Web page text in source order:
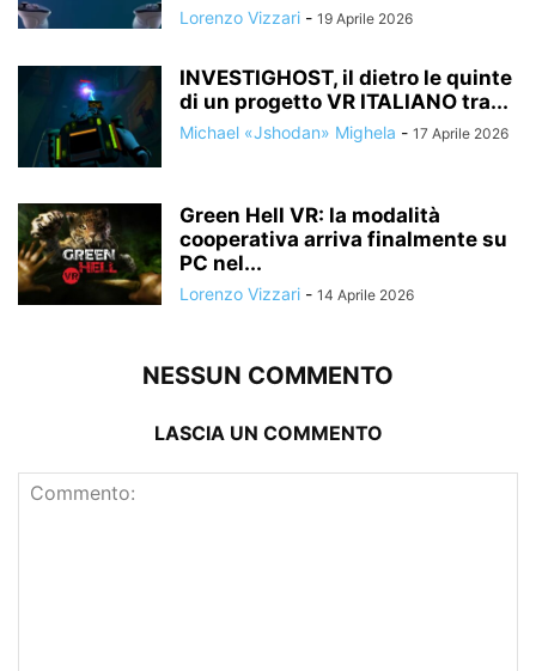
Lorenzo Vizzari - 19 Aprile 2026
INVESTIGHOST, il dietro le quinte
di un progetto VR ITALIANO tra...
Michael «Jshodan» Mighela - 17 Aprile 2026
Green Hell VR: la modalità
cooperativa arriva finalmente su
PC nel...
Lorenzo Vizzari - 14 Aprile 2026
NESSUN COMMENTO
LASCIA UN COMMENTO